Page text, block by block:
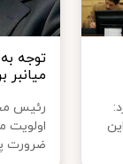
توجه
رئیس
اولویت
ضرورت